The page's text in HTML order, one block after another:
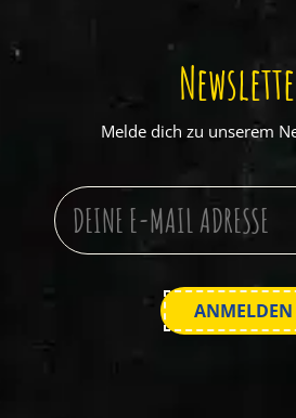
Melde dich zu unserem